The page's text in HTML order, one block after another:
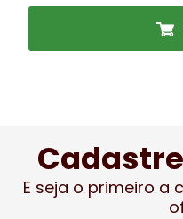
E seja o primeiro a